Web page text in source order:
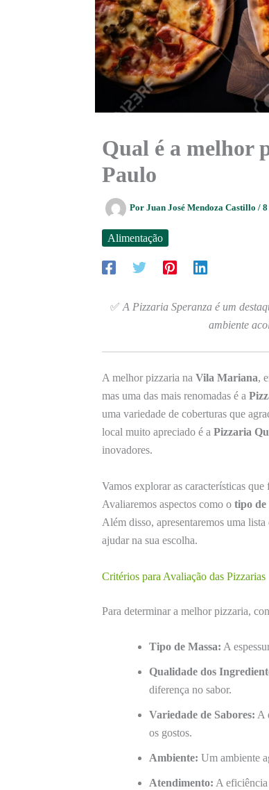
Qual é a melhor
Paulo
Por Juan José Mendoza Castillo / 8
Alimentação
✅ A Pizzaria Speranza é um
ambiente
A melhor pizzaria na Vila Mariana,
mas uma das mais renomadas é a
uma variedade de coberturas que
local muito apreciado é a Pizzaria
inovadores.
Vamos explorar as características
Avaliaremos aspectos como o tipo de
Além disso, apresentaremos uma lista
ajudar na sua escolha.
Critérios para Avaliação das Pizzarias
Para determinar a melhor pizzaria,
Tipo de Massa: A
Qualidade dos
diferença no sabor.
Variedade de Sabores: A
os gostos.
Ambiente: Um ambiente
Atendimento: A eficiência